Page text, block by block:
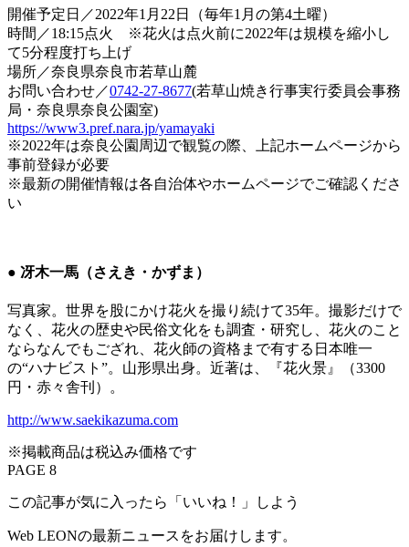
開催予定日／2022年1月22日（毎年1月の第4土曜）
時間／18:15点火 ※花火は点火前に2022年は規模を縮小し
て5分程度打ち上げ
場所／奈良県奈良市若草山麓
お問い合わせ／0742-27-8677(若草山焼き行事実行委員会事務
局・奈良県奈良公園室)
https://www3.pref.nara.jp/yamayaki
※2022年は奈良公園周辺で観覧の際、上記ホームページから
事前登録が必要
※最新の開催情報は各自治体やホームページでご確認くださ
い
● 冴木一馬（さえき・かずま）
写真家。世界を股にかけ花火を撮り続けて35年。撮影だけで
なく、花火の歴史や民俗文化をも調査・研究し、花火のこと
ならなんでもござれ、花火師の資格まで有する日本唯一
の“ハナビスト”。山形県出身。近著は、『花火景』（3300
円・赤々舎刊）。
http://www.saekikazuma.com
※掲載商品は税込み価格です
PAGE 8
この記事が気に入ったら「いいね！」しよう
Web LEONの最新ニュースをお届けします。